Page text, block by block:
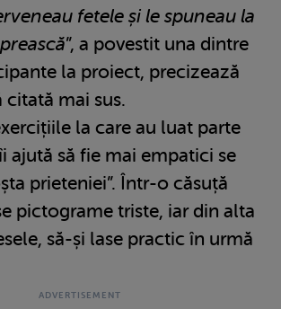
fetele și le spuneau la
”, a povestit una dintre
la proiect, precizează
citată mai sus.
la care au luat parte
ajută să fie mai empatici se
prieteniei”. Într-o căsuță
pictograme triste, iar din alta
să-și lase practic în urmă